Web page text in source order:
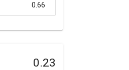
0.66
0.23